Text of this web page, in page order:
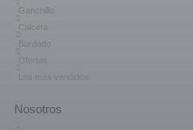
Ganchillo
Calceta
Bordado
Ofertas
Los más vendidos
Nosotros